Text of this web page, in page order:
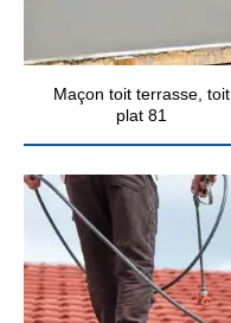
Maçon toit terrasse, toit
plat 81